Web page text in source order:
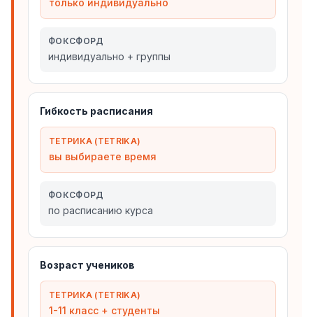
только индивидуально
ФОКСФОРД
индивидуально + группы
Гибкость расписания
ТЕТРИКА (TETRIKA)
вы выбираете время
ФОКСФОРД
по расписанию курса
Возраст учеников
ТЕТРИКА (TETRIKA)
1-11 класс + студенты